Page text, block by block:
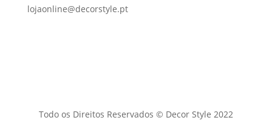
lojaonline@decorstyle.pt
Todo os Direitos Reservados © Decor Style 2022